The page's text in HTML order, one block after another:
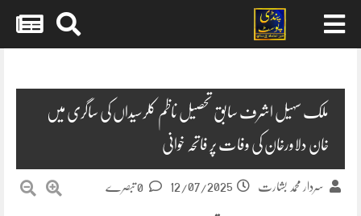
ملک سہیل اشرف سابق تحصیل ناظم کلرسیداں کی ساگری میں
خان دلاورخان کی وفات پر فاتحہ خوانی
سردار محمد بشارت 12/07/2025